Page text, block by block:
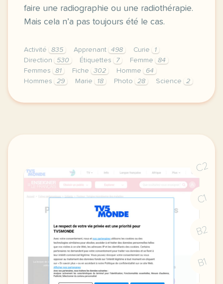
faire une radiographie ou une radiothérapie.
Mais cela n’a pas toujours été le cas.
Activité 835 Apprenant 498 Curie
1
Direction
530 Étiquettes 7 Femme
84
Femmes
81 Fiche 302 Homme
64
Hommes
29 Marie 18 Photo 28 Science 2
didomi host didomi components button cursor
C2
C1
B2
B1